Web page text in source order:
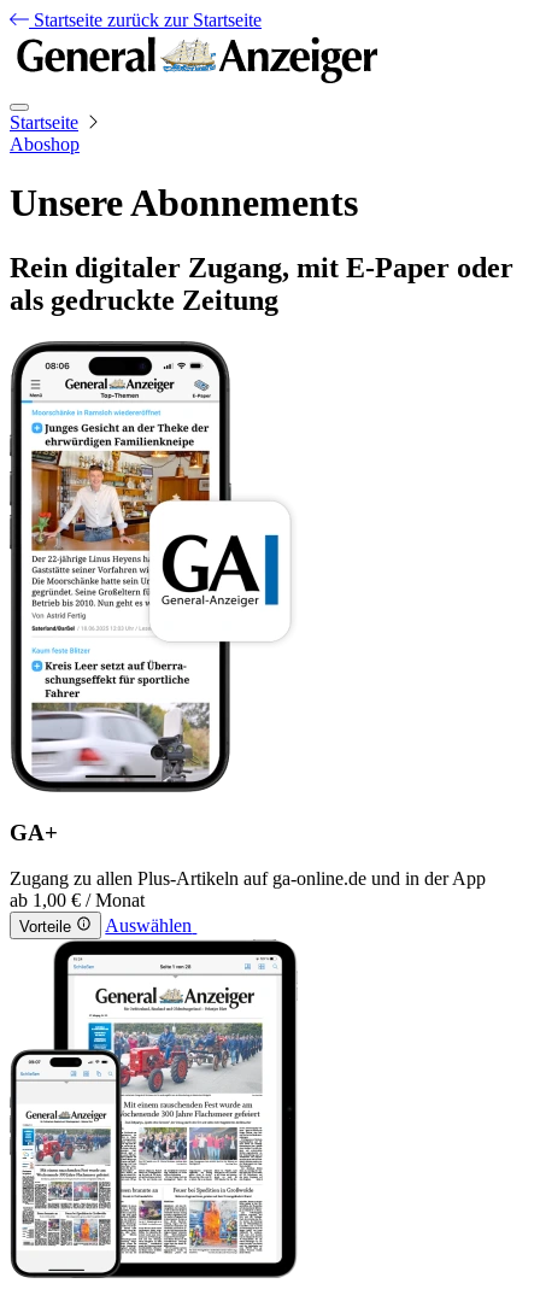
Startseite zurück zur Startseite
Startseite
Aboshop
Unsere Abonnements
Rein digitaler Zugang, mit E-Paper oder
als gedruckte Zeitung
GA+
Zugang zu allen Plus-Artikeln auf ga-online.de und in der App
ab 1,00 € / Monat
Vorteile Auswählen